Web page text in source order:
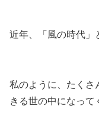
近年、「風の時代」
私のように、たくさ
きる世の中になって